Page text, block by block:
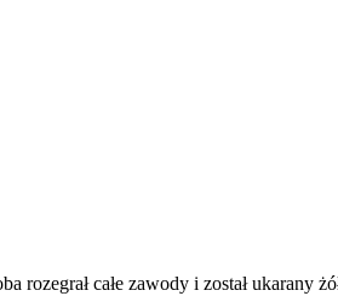
rozegrał całe zawody i został ukarany